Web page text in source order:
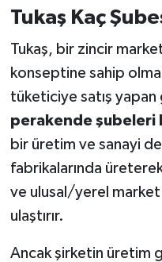
Tukaş Kaç
Tukaş, bir zincir
konseptine sahip
tüketiciye satış
perakende şubeleri
bir üretim ve sanayi
fabrikalarında
ve ulusal/yerel market
ulaştırır.
Ancak şirketin üretim